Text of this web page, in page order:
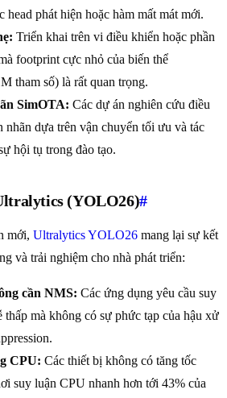
head phát hiện hoặc hàm mất mát mới.
Triển khai trên vi điều khiển hoặc phần
footprint cực nhỏ của biến thể
tham số) là rất quan trọng.
SimOTA: Các dự án nghiên cứu điều
nhãn dựa trên vận chuyển tối ưu và tác
hội tụ trong đào tạo.
(YOLO26)#
mới, Ultralytics YOLO26 mang lại sự kết
và trải nghiệm cho nhà phát triển:
cần NMS: Các ứng dụng yêu cầu suy
thấp mà không có sự phức tạp của hậu xử
CPU: Các thiết bị không có tăng tốc
suy luận CPU nhanh hơn tới 43% của